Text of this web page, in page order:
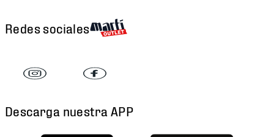
Redes sociales
Descarga nuestra APP